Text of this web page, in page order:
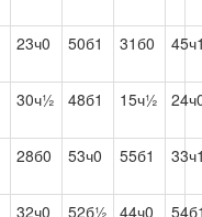
23ч0 50б1 31б0
30ч½ 48б1 15ч½
28б0 53ч0 55б1
32ч0 52б½ 44ч0